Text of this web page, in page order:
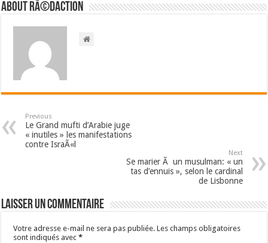
About RÃ©daction
Previous
Le Grand mufti d’Arabie juge
« inutiles » les manifestations
contre IsraÃ«l
Next
Se marier Ã un musulman: « un
tas d’ennuis », selon le cardinal
de Lisbonne
Laisser un commentaire
Votre adresse e-mail ne sera pas publiée. Les champs obligatoires
sont indiqués avec*